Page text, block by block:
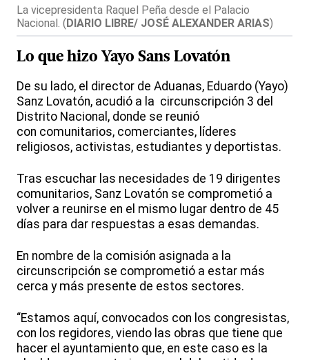
La vicepresidenta Raquel Peña desde el Palacio
Nacional. ( DIARIO LIBRE/ JOSÉ ALEXANDER ARIAS)
Lo que hizo Yayo Sans Lovatón
De su lado, el director de Aduanas, Eduardo (Yayo)
Sanz Lovatón, acudió a la circunscripción 3 del
Distrito Nacional, donde se reunió
con comunitarios, comerciantes, líderes
religiosos, activistas, estudiantes y deportistas.
Tras escuchar las necesidades de 19 dirigentes
comunitarios, Sanz Lovatón se comprometió a
volver a reunirse en el mismo lugar dentro de 45
días para dar respuestas a esas demandas.
En nombre de la comisión asignada a la
circunscripción se comprometió a estar más
cerca y más presente de estos sectores.
“Estamos aquí, convocados con los congresistas,
con los regidores, viendo las obras que tiene que
hacer el ayuntamiento que, en este caso es la